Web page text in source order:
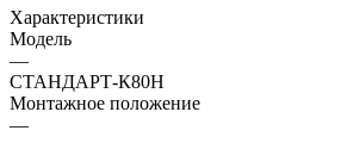
Характеристики
Модель
—
СТАНДАРТ-К80Н
Монтажное положение
—